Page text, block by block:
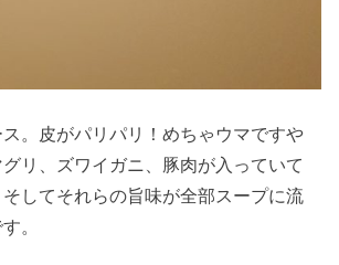
。皮がパリパリ！めちゃウマですや
リ、ズワイガニ、豚肉が入っていて
してそれらの旨味が全部スープに流
。